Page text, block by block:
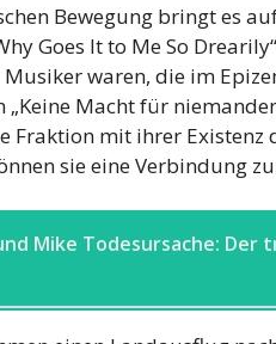
Bewegung bringt es
Goes It to Me So
waren, die im
Macht für
Fraktion mit ihrer
sie eine Verbindung
Mike Todesursache: Der